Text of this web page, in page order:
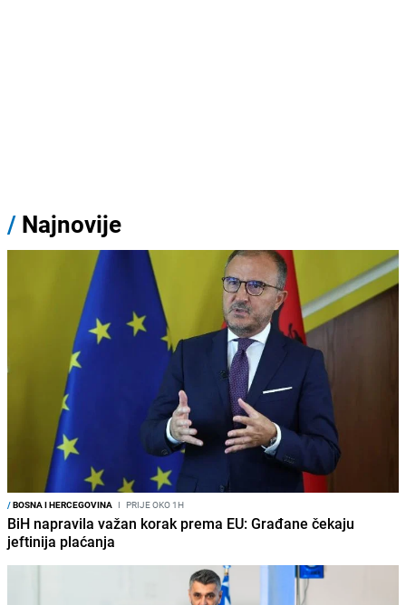
/ Najnovije
/BOSNA I HERCEGOVINA I PRIJE OKO 1H
BiH napravila važan korak prema EU: Građane čekaju
jeftinija plaćanja